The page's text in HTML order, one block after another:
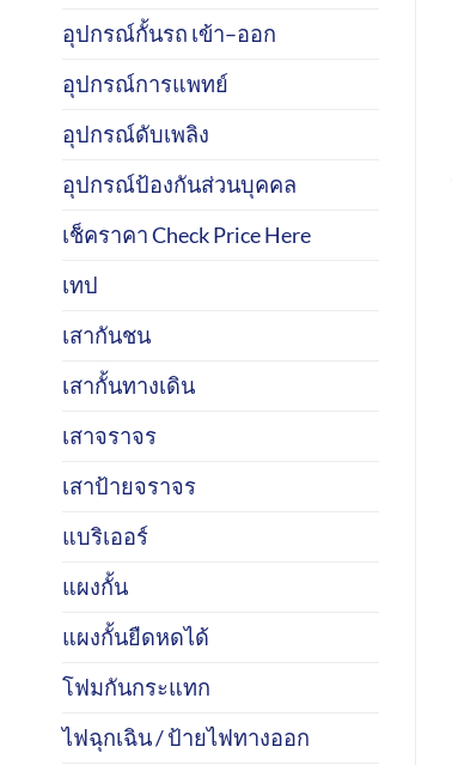
อุปกรณ์กั้นรถ เข้า–ออก
อุปกรณ์การแพทย์
อุปกรณ์ดับเพลิง
อุปกรณ์ป้องกันส่วนบุคคล
เช็คราคา Check Price Here
เทป
เสากันชน
เสากั้นทางเดิน
เสาจราจร
เสาป้ายจราจร
แบริเออร์
แผงกั้น
แผงกั้นยืดหดได้
โฟมกันกระแทก
ไฟฉุกเฉิน / ป้ายไฟทางออก